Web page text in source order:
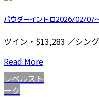
パウダーイントロ2026/02/
ツイン・$13,283 ／シン
Read More
レベルスト
ーク